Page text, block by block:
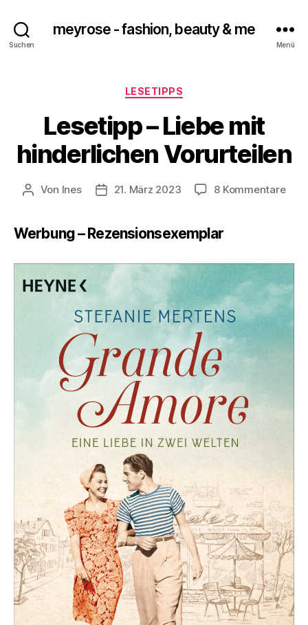
Suchen
meyrose - fashion, beauty & me
Menü
Kategorien
LESETIPPS
Lesetipp – Liebe mit
hinderlichen Vorurteilen
Beitragsautor
Von Ines Veröffentlichungsdatum
21. März 2023 8 Kommentarezu
Werbung – Rezensionsexemplar